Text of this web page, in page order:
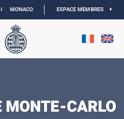
MONACO E-PRIX 2027 :LES DATES SONT
ESPACE MEMBRES
MONTE-CARLO